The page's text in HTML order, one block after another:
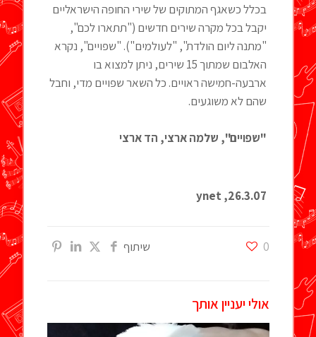
בכלל כשאגף המתוקים של שירי החופה הישראליים
יקבל בכל מקרה שירים חדשים ("תתארו לכם",
"מתנה ליום הולדת", "לעולמים"). "שפויים", נקרא
האלבום שמתוך 15 שירים, ניתן למצוא בו
ארבעה-חמישה ראויים. כל השאר שפויים מדי, וחבל
שהם לא משוגעים.
"שפויים", שלמה ארצי, הד ארצי
26.3.07, ynet
שיתוף 0
אולי יעניין אותך